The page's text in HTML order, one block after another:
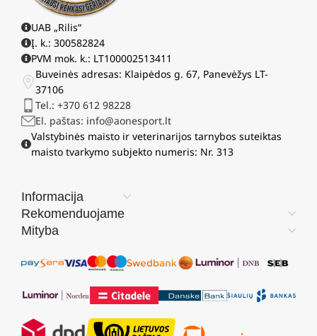
UAB „Rilis“
Į. k.: 300582824
PVM mok. k.: LT100002513411
Buveinės adresas: Klaipėdos g. 67, Panevėžys LT-
37106
Tel.: +370 612 98228
El. paštas: info@aonesport.lt
Valstybinės maisto ir veterinarijos tarnybos suteiktas
maisto tvarkymo subjekto numeris: Nr. 313
Informacija
Rekomenduojame
Mityba